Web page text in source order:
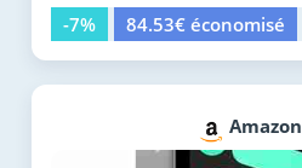
-7%
84.53€ économisé
Amazon